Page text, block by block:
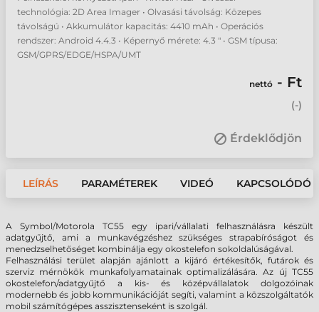
technológia: 2D Area Imager • Olvasási távolság: Közepes
távolságú • Akkumulátor kapacitás: 4410 mAh • Operációs
rendszer: Android 4.4.3 • Képernyő mérete: 4.3 " • GSM típusa:
GSM/GPRS/EDGE/HSPA/UMT
nettó - Ft
(-)
Érdeklődjön
LEÍRÁS PARAMÉTEREK VIDEÓ KAPCSOLÓDÓ
A Symbol/Motorola TC55 egy ipari/vállalati felhasználásra készült
adatgyűjtő, ami a munkavégzéshez szükséges strapabíróságot és
menedzselhetőséget kombinálja egy okostelefon sokoldalúságával.
Felhasználási terület alapján ajánlott a kijáró értékesítők, futárok és
szerviz mérnökök munkafolyamatainak optimalizálására. Az új TC55
okostelefon/adatgyűjtő a kis- és középvállalatok dolgozóinak
modernebb és jobb kommunikációját segíti, valamint a közszolgáltatók
mobil számítógépes asszisztenseként is szolgál.